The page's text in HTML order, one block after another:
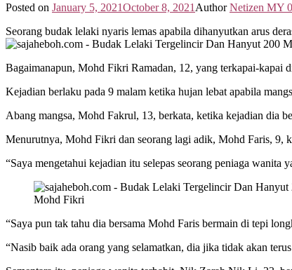
Posted on January 5, 2021October 8, 2021 Author Netizen MY 0
Seorang budak lelaki nyaris lemas apabila dihanyutkan arus
Bagaimanapun, Mohd Fikri Ramadan, 12, yang terkapai-kapai
Kejadian berlaku pada 9 malam ketika hujan lebat apabila
Abang mangsa, Mohd Fakrul, 13, berkata, ketika kejadian dia
Menurutnya, Mohd Fikri dan seorang lagi adik, Mohd Faris, 9,
“Saya mengetahui kejadian itu selepas seorang peniaga
Mohd Fikri
“Saya pun tak tahu dia bersama Mohd Faris bermain di tepi
“Nasib baik ada orang yang selamatkan, dia jika tidak akan